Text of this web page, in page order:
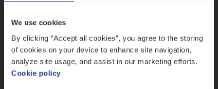
We use cookies
By clicking “Accept all cookies”, you agree to the storing
of cookies on your device to enhance site navigation,
analyze site usage, and assist in our marketing efforts.
Cookie policy
Scha­de­be­heer­der verzekeringen
Claims Management